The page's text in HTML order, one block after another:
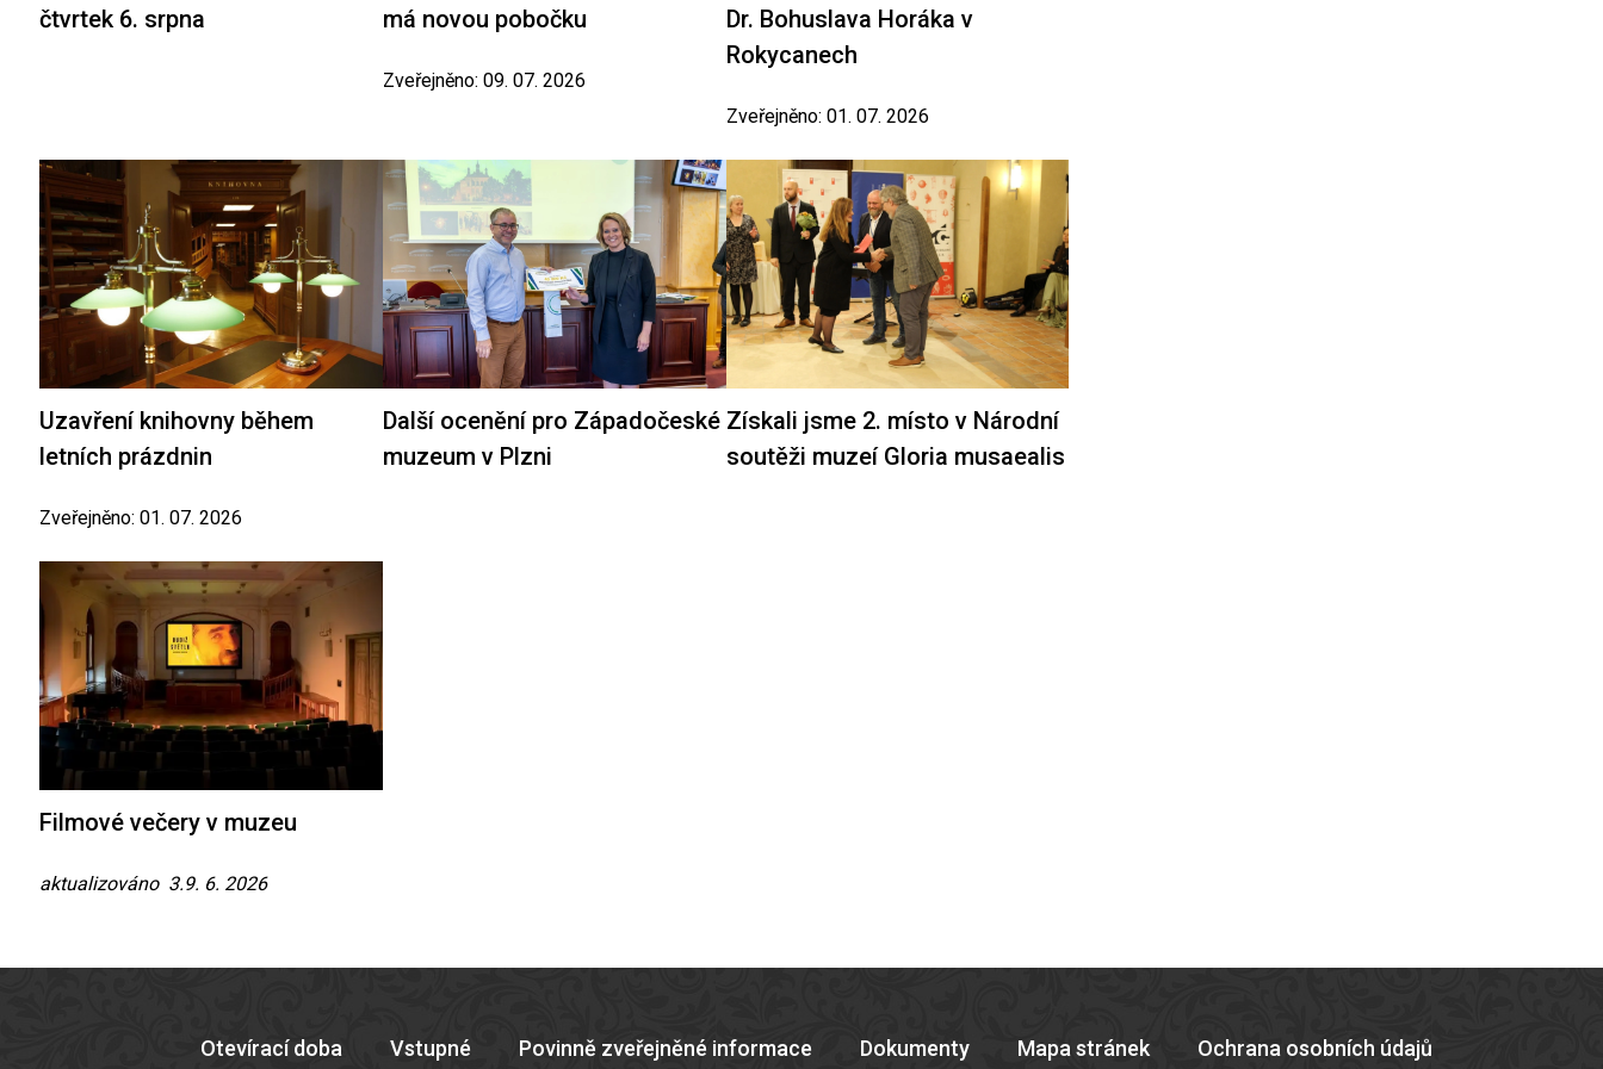
čtvrtek 6. srpna
má novou pobočku
Zveřejněno: 09. 07. 2026
Dr. Bohuslava Horáka v
Rokycanech
Zveřejněno: 01. 07. 2026
Uzavření knihovny během
letních prázdnin
Zveřejněno: 01. 07. 2026
Další ocenění pro Západočeské
muzeum v Plzni
Získali jsme 2. místo v Národní
soutěži muzeí Gloria musaealis
Filmové večery v muzeu
aktualizováno 3.9. 6. 2026
Otevírací doba Vstupné Povinně zveřejněné informace Dokumenty Mapa stránek Ochrana osobních údajů